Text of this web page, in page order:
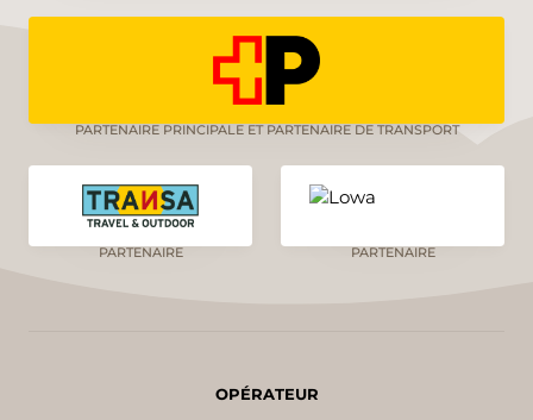
PARTENAIRE PRINCIPALE ET PARTENAIRE DE TRANSPORT
PARTENAIRE PARTENAIRE
OPÉRATEUR